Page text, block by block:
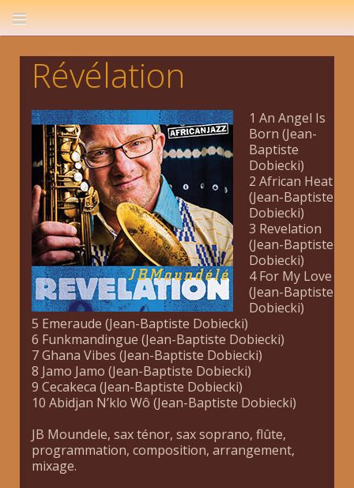
Révélation
1 An Angel Is
Born (Jean-
Baptiste
Dobiecki)
2 African Heat
(Jean-Baptiste
Dobiecki)
3 Revelation
(Jean-Baptiste
Dobiecki)
4 For My Love
(Jean-Baptiste
Dobiecki)
5 Emeraude (Jean-Baptiste Dobiecki)
6 Funkmandingue (Jean-Baptiste Dobiecki)
7 Ghana Vibes (Jean-Baptiste Dobiecki)
8 Jamo Jamo (Jean-Baptiste Dobiecki)
9 Cecakeca (Jean-Baptiste Dobiecki)
10 Abidjan N’klo Wô (Jean-Baptiste Dobiecki)
JB Moundele, sax ténor, sax soprano, flûte,
programmation, composition, arrangement,
mixage.